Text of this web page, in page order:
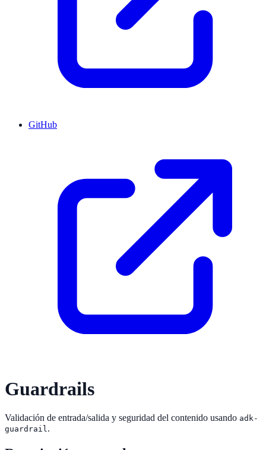
GitHub
Guardrails
Validación de entrada/salida y seguridad del contenido usando adk-
guardrail.